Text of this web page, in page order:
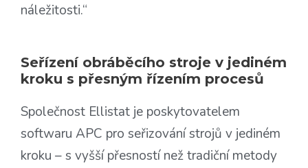
náležitosti.“
Seřízení obráběcího stroje v jediném
kroku s přesným řízením procesů
Společnost Ellistat je poskytovatelem
softwaru APC pro seřizování strojů v jediném
kroku – s vyšší přesností než tradiční metody